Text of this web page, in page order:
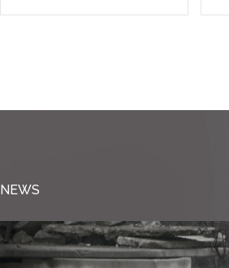
NEWS